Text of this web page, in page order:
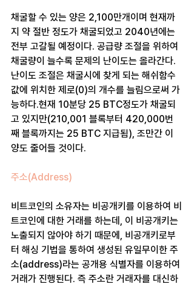
채굴할 수 있는 양은 2,100만개이며 현재까
지 약 절반 정도가 채굴되었고 2040년에는
전부 고갈될 예정이다. 공급량 조절을 위하여
채굴량이 늘수록 문제의 난이도는 올라간다.
난이도 조절은 채굴시에 찾게 되는 해쉬함수
값에 위치한 제로(0)의 개수를 늘림으로써 가
능하다.현재 10분당 25 BTC정도가 채굴되
고 있지만(210,001 블록부터 420,000번
째 블록까지는 25 BTC 지급됨), 조만간 이
양도 줄어들 것이다.
주소(Address)
비트코인의 소유자는 비공개키를 이용하여 비
트코인에 대한 거래를 하는데, 이 비공개키는
노출되지 않아야 하기 때문에, 비공개키로부
터 해싱 기법을 통하여 생성된 유일무이한 주
소(address)라는 공개용 식별자를 이용하여
거래가 진행된다. 즉 주소란 거래자를 대신하